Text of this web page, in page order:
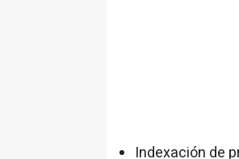
Indexación de